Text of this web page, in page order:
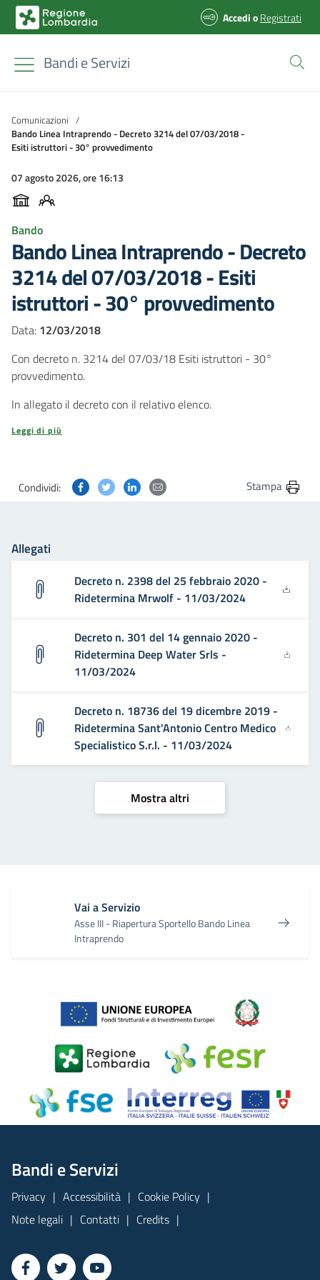
AccedioRegistrati
Bandi e Servizi
Comunicazioni /
Bando Linea Intraprendo - Decreto 3214 del 07/03/2018 -
Esiti istruttori - 30° provvedimento
07 agosto 2026, ore 16:13
Bando
Bando Linea Intraprendo - Decreto
3214 del 07/03/2018 - Esiti
istruttori - 30° provvedimento
Data: 12/03/2018
Con decreto n. 3214 del 07/03/18 Esiti istruttori - 30°
provvedimento.
In allegato il decreto con il relativo elenco.
Leggi di più
Condividi: Condividi questa pagina su Facebook
Condividi questa pagina su Twitter
Condividi questa pagina su Linkedin
Condividi questa pagina via
Stampa
Allegati
Decreto n. 2398 del 25 febbraio 2020 -
Ridetermina Mrwolf - 11/03/2024
Decreto n. 301 del 14 gennaio 2020 -
Ridetermina Deep Water Srls -
11/03/2024
Decreto n. 18736 del 19 dicembre 2019 -
Ridetermina Sant'Antonio Centro Medico
Specialistico S.r.l. - 11/03/2024
Mostra altri
Vai a Servizio
Asse III - Riapertura Sportello Bando Linea
Intraprendo
Bandi e Servizi
Privacy Accessibilità
Cookie Policy
Note legali
Contatti Credits